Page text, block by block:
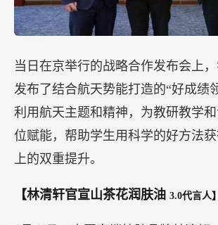
当日在京举行的战略合作发布会上
发布了结合航天势能打造的“好成绩
利用航天主题和精神，为教研教学
位赋能，帮助学生用科学的好方法
上的双重提升。
【林清轩官宣山茶花润肤油 3.0代言人】